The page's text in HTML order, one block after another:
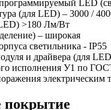
LED
(для LED) – 3000 /
>180 Лм/Вт
– широкая
светильника - IP55
и драйвера (для
исполнения У1 по
электрическим
покрытие